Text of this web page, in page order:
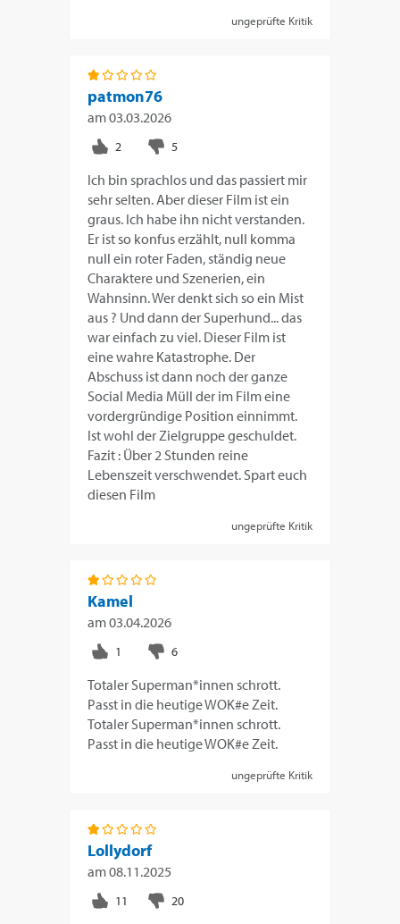
ungeprüfte Kritik
patmon76
am03.03.2026
Ich bin sprachlos und das passiert mir
sehr selten. Aber dieser Film ist ein
graus. Ich habe ihn nicht verstanden.
Er ist so konfus erzählt, null komma
null ein roter Faden, ständig neue
Charaktere und Szenerien, ein
Wahnsinn. Wer denkt sich so ein Mist
aus ? Und dann der Superhund... das
war einfach zu viel. Dieser Film ist
eine wahre Katastrophe. Der
Abschuss ist dann noch der ganze
Social Media Müll der im Film eine
vordergründige Position einnimmt.
Ist wohl der Zielgruppe geschuldet.
Fazit : Über 2 Stunden reine
Lebenszeit verschwendet. Spart euch
diesen Film
ungeprüfte Kritik
Kamel
am03.04.2026
Totaler Superman*innen schrott.
Passt in die heutige WOK#e Zeit.
Totaler Superman*innen schrott.
Passt in die heutige WOK#e Zeit.
ungeprüfte Kritik
Lollydorf
am08.11.2025